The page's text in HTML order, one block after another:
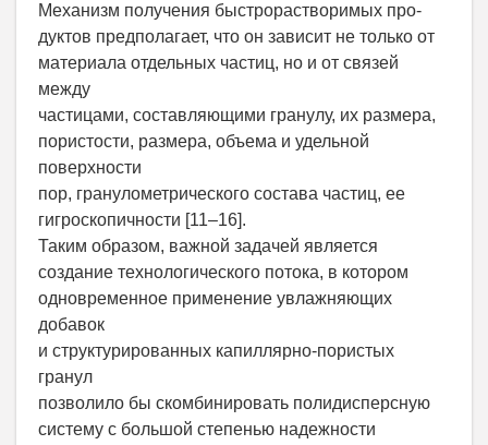
Механизм получения быстрорастворимых про-
дуктов предполагает, что он зависит не только от
материала отдельных частиц, но и от связей
между
частицами, составляющими гранулу, их размера,
пористости, размера, объема и удельной
поверхности
пор, гранулометрического состава частиц, ее
гигроскопичности [11–16].
Таким образом, важной задачей является
создание технологического потока, в котором
одновременное применение увлажняющих
добавок
и структурированных капиллярно-пористых
гранул
позволило бы скомбинировать полидисперсную
систему с большой степенью надежности